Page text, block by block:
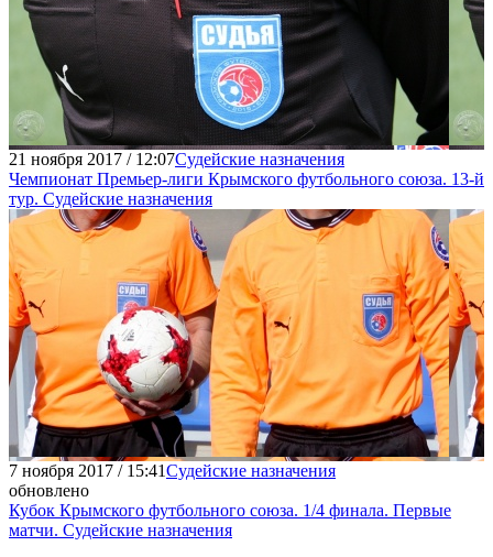
21 ноября 2017 / 12:07Судейские назначения
Чемпионат Премьер-лиги Крымского футбольного союза. 13-й
тур. Судейские назначения
7 ноября 2017 / 15:41Судейские назначения
обновлено
Кубок Крымского футбольного союза. 1/4 финала. Первые
матчи. Судейские назначения